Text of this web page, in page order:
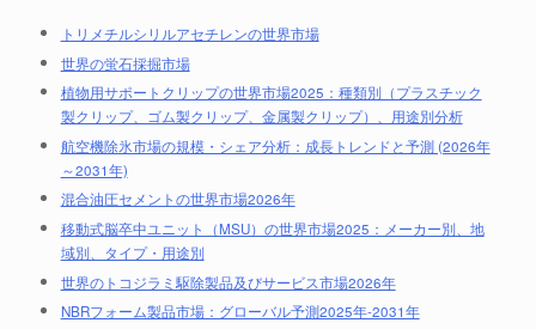
トリメチルシリルアセチレンの世界市場
世界の蛍石採掘市場
植物用サポートクリップの世界市場2025：種類別（プラスチック
製クリップ、ゴム製クリップ、金属製クリップ）、用途別分析
航空機除氷市場の規模・シェア分析：成長トレンドと予測 (2026年
～2031年)
混合油圧セメントの世界市場2026年
移動式脳卒中ユニット（MSU）の世界市場2025：メーカー別、地
域別、タイプ・用途別
世界のトコジラミ駆除製品及びサービス市場2026年
NBRフォーム製品市場：グローバル予測2025年-2031年